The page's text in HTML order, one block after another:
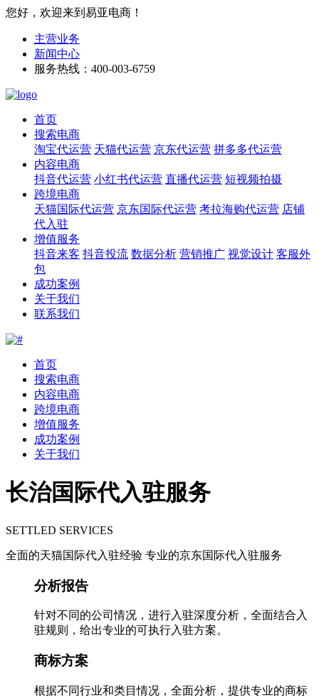
您好，欢迎来到易亚电商！
主营业务
新闻中心
服务热线：400-003-6759
首页
搜索电商
淘宝代运营 天猫代运营 京东代运营 拼多多代运营
内容电商
抖音代运营 小红书代运营 直播代运营 短视频拍摄
跨境电商
天猫国际代运营 京东国际代运营 考拉海购代运营 店铺
代入驻
增值服务
抖音来客 抖音投流 数据分析 营销推广 视觉设计 客服外
包
成功案例
关于我们
联系我们
首页
搜索电商
内容电商
跨境电商
增值服务
成功案例
关于我们
长治国际代入驻服务
SETTLED SERVICES
全面的天猫国际代入驻经验 专业的京东国际代入驻服务
分析报告
针对不同的公司情况，进行入驻深度分析，全面结合入
驻规则，给出专业的可执行入驻方案。
商标方案
根据不同行业和类目情况，全面分析，提供专业的商标